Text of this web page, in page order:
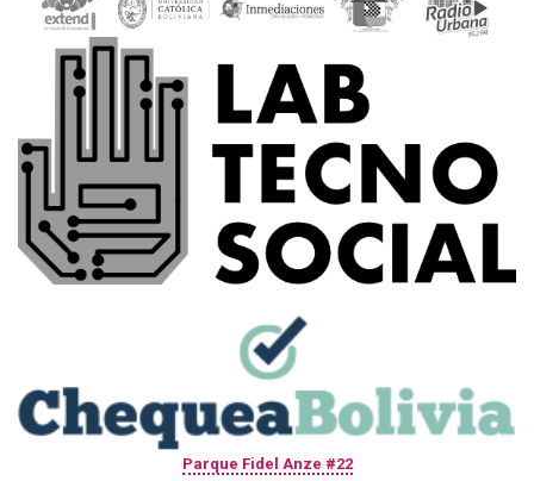
Parque Fidel Anze #22